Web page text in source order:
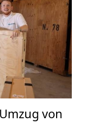
von